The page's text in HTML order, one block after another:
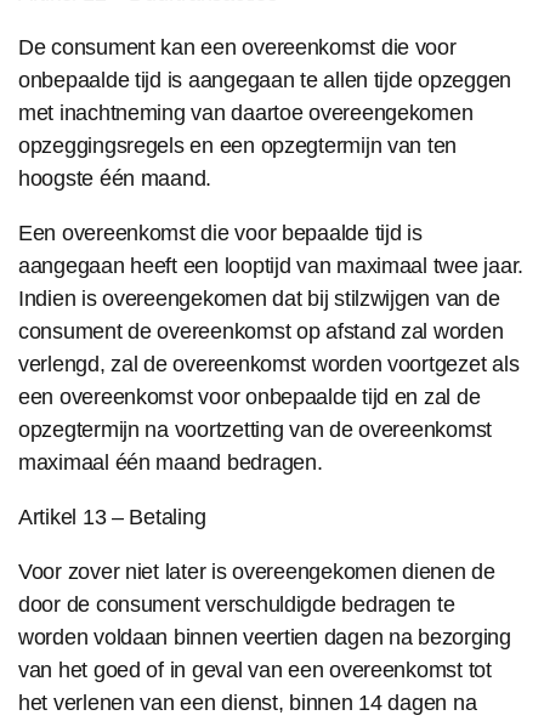
De consument kan een overeenkomst die voor
onbepaalde tijd is aangegaan te allen tijde opzeggen
met inachtneming van daartoe overeengekomen
opzeggingsregels en een opzegtermijn van ten
hoogste één maand.
Een overeenkomst die voor bepaalde tijd is
aangegaan heeft een looptijd van maximaal twee jaar.
Indien is overeengekomen dat bij stilzwijgen van de
consument de overeenkomst op afstand zal worden
verlengd, zal de overeenkomst worden voortgezet als
een overeenkomst voor onbepaalde tijd en zal de
opzegtermijn na voortzetting van de overeenkomst
maximaal één maand bedragen.
Artikel 13 – Betaling
Voor zover niet later is overeengekomen dienen de
door de consument verschuldigde bedragen te
worden voldaan binnen veertien dagen na bezorging
van het goed of in geval van een overeenkomst tot
het verlenen van een dienst, binnen 14 dagen na